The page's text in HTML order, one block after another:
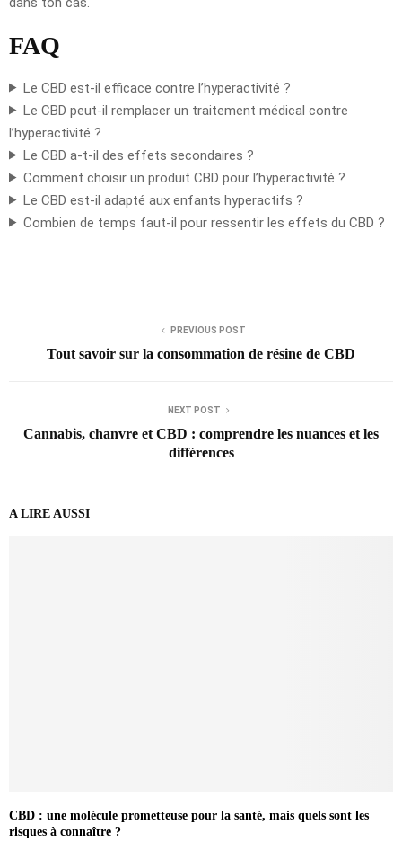
FAQ
Le CBD est-il efficace contre l’hyperactivité ?
Le CBD peut-il remplacer un traitement médical contre
l’hyperactivité ?
Le CBD a-t-il des effets secondaires ?
Comment choisir un produit CBD pour l’hyperactivité ?
Le CBD est-il adapté aux enfants hyperactifs ?
Combien de temps faut-il pour ressentir les effets du CBD ?
PREVIOUS POST
Tout savoir sur la consommation de résine de CBD
NEXT POST
Cannabis, chanvre et CBD : comprendre les nuances et les
différences
A LIRE AUSSI
CBD : une molécule prometteuse pour la santé, mais quels sont les
risques à connaître ?